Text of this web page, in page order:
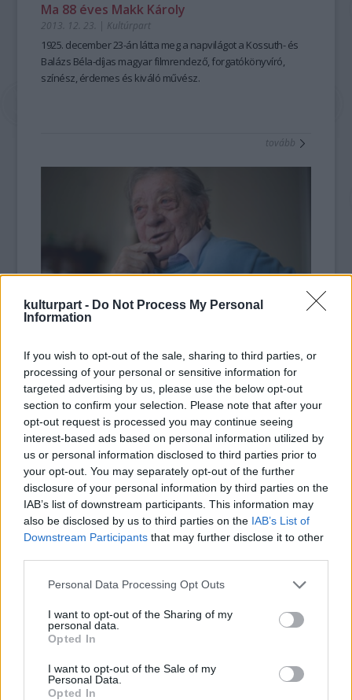
kulturpart - Do Not Process My Personal
Information
If you wish to opt-out of the sale, sharing to third parties, or
processing of your personal or sensitive information for
targeted advertising by us, please use the below opt-out
section to confirm your selection. Please note that after your
opt-out request is processed you may continue seeing
interest-based ads based on personal information utilized by
us or personal information disclosed to third parties prior to
your opt-out. You may separately opt-out of the further
disclosure of your personal information by third parties on the
IAB’s list of downstream participants. This information may
also be disclosed by us to third parties on the IAB’s List of
Downstream Participants that may further disclose it to other
Please note that this website/app uses one or more Google
not limited to your visit or usage behaviour. You may click to
grant or deny consent to Google and its third-party tags to
use your data for below specified purposes in below Google
consent section.
Personal Data Processing Opt Outs
I want to opt-out of the Sharing of my
personal data.
Opted In
I want to opt-out of the Sale of my
Personal Data.
Opted In
Ma 88 éves Makk Károly
2013. 12. 23. | Kultúrpart
1925. december 23-án látta meg a napvilágot a Kossuth- és
Balázs Béla-díjas magyarfilmrendező, forgatókönyvíró,
színész, érdemes és kiváló művész.
tovább
2012. 12. 23.|Kultúrpart
Gyerekkorábanmegadatott neki amoziszó szerinti
közelsége, ma sincs ez másként. Közel 50 filmetrendezett
eddig.
tovább
Bevezetés a magyar filmművészetbe
2012. 06. 15.|Kultúrpart